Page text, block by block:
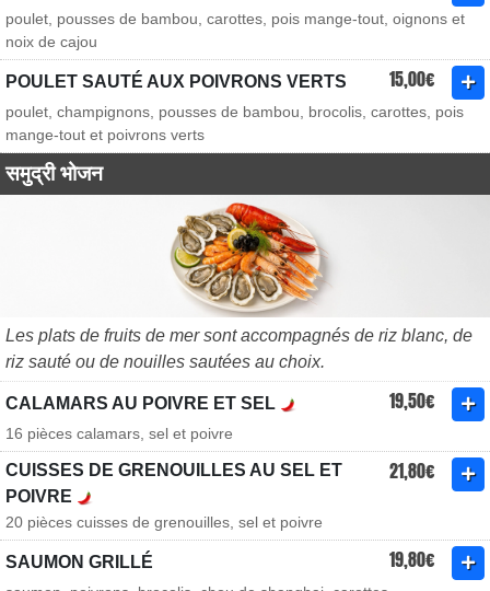
poulet, pousses de bambou, carottes, pois mange-tout, oignons et
noix de cajou
POULET SAUTÉ AUX POIVRONS VERTS 15,00€
poulet, champignons, pousses de bambou, brocolis, carottes, pois
mange-tout et poivrons verts
समुद्री भोजन
Les plats de fruits de mer sont accompagnés de riz blanc, de
riz sauté ou de nouilles sautées au choix.
CALAMARS AU POIVRE ET SEL 19,50€
16 pièces calamars, sel et poivre
CUISSES DE GRENOUILLES AU SEL ET
POIVRE
21,80€
20 pièces cuisses de grenouilles, sel et poivre
SAUMON GRILLÉ 19,80€